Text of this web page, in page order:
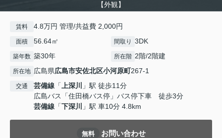
【外観】
賃料 4.8万円 管理/共益費 2,000円
面積 56.64㎡ 間取り 3DK
築年数 築30年 所在階 2階/2階建
所在地 広島県広島市安佐北区小河原町267-1
交通 芸備線 「上深川
」駅 徒歩11分
広島バス「住田橋バス停」バス停下車 徒歩3分
芸備線 「下深川 」駅 車10分 4.8km
無料 お問い合わせ